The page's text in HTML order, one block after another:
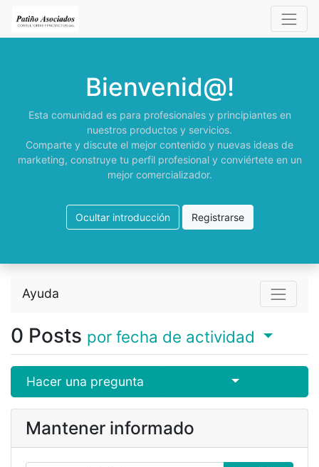
Bienvenid@!
Esta comunidad es para profesionales y principiantes en
nuestros productos y servicios.
Comparte y discute el mejor contenido y nuevas ideas de
marketing, construye tu perfil profesional y conviértete en un
mejor comercializador.
Ocultar introducción Registrarse
Ayuda
0 Posts por fecha de actividad
Hacer una pregunta Select Post
Mantener informado